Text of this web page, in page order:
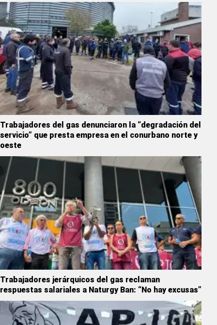
Trabajadores del gas denunciaron la “degradación del
servicio” que presta empresa en el conurbano norte y
oeste
Trabajadores jerárquicos del gas reclaman
respuestas salariales a Naturgy Ban: “No hay excusas”